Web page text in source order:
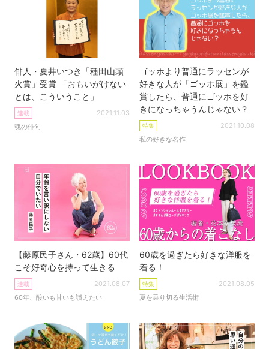
俳人・夏井いつき「種田山頭
火賞」受賞 「おもいがけない
とは、こういうこと」
連載
魂の俳句
2021.11.03
ゴッホより普通にラッセンが
好きな人が「ゴッホ展」を鑑
賞したら、普通にゴッホを好
きになっちゃうんじゃない？
特集
私の好きな名作
2021.10.08
【藤原民子さん・62歳】60代
こそ好奇心を持って生きる
連載
60年、酸いも甘いも讃えたい
2021.08.07
60歳を過ぎたら好きな洋服を
着る！
特集
夏を乗り切る生活術
2021.08.05